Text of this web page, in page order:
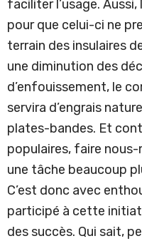
faciliter l’usage.
pour que celui-ci ne
terrain des insulaires
une diminution des
d’enfouissement, le
servira d’engrais
plates-bandes. Et
populaires, faire
une tâche beaucoup
C’est donc avec
participé à cette
des succès. Qui sait,